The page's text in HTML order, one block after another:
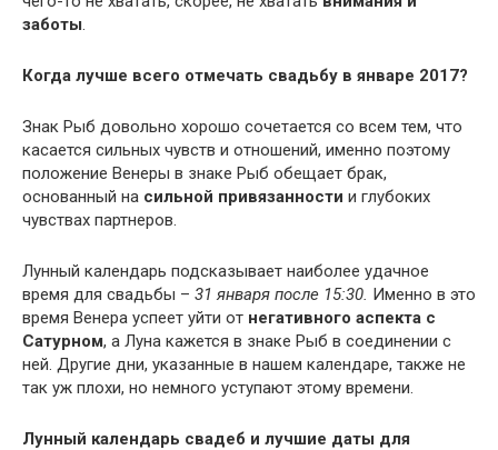
заботы.
Когда лучше всего отмечать свадьбу в январе 2017?
Знак Рыб довольно хорошо сочетается со всем тем, что
касается сильных чувств и отношений, именно поэтому
положение Венеры в знаке Рыб обещает брак,
основанный на сильной привязанности и глубоких
чувствах партнеров.
Лунный календарь подсказывает наиболее удачное
время для свадьбы – 31 января после 15:30. Именно в это
время Венера успеет уйти от негативного аспекта с
Сатурном, а Луна кажется в знаке Рыб в соединении с
ней. Другие дни, указанные в нашем календаре, также не
так уж плохи, но немного уступают этому времени.
Лунный календарь свадеб и лучшие даты для